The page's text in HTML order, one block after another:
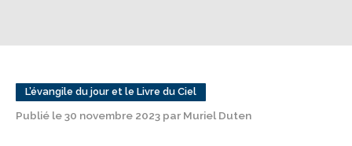
L’évangile du jour et le Livre du Ciel
Publié le 30 novembre 2023 par Muriel Duten